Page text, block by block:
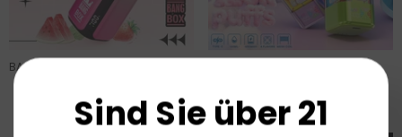
BANGBOX 4 IN 1 160 Puffs Einweg-
EU-Lager UOR 4IN1 120K Puffs
Sind Sie über 21